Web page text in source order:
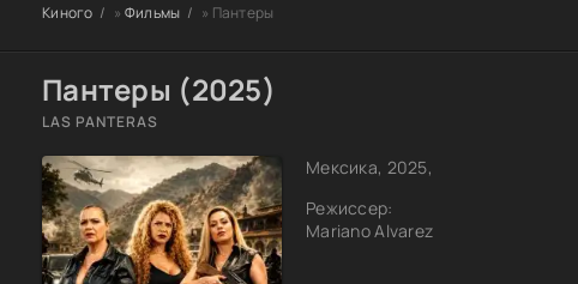
Киного » Фильмы » Пантеры
Пантеры (2025)
LAS PANTERAS
Мексика, 2025,
Режиссер:
Mariano Alvarez